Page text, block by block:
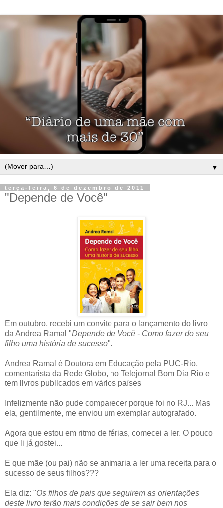
▼
terça-feira, 6 de dezembro de 2011
"Depende de Você"
Em outubro, recebi um convite para o lançamento do livro
da Andrea Ramal "Depende de Você - Como fazer do seu
filho uma história de sucesso".
Andrea Ramal é Doutora em Educação pela PUC-Rio,
comentarista da Rede Globo, no Telejornal Bom Dia Rio e
tem livros publicados em vários países
Infelizmente não pude comparecer porque foi no RJ... Mas
ela, gentilmente, me enviou um exemplar autografado.
Agora que estou em ritmo de férias, comecei a ler. O pouco
que li já gostei...
E que mãe (ou pai) não se animaria a ler uma receita para o
sucesso de seus filhos???
Ela diz: "Os filhos de pais que seguirem as orientações
deste livro terão mais condições de se sair bem nos